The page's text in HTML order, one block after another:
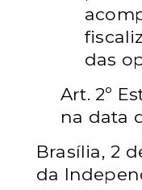
das
Art. 2º
na data
Brasília, 2
da